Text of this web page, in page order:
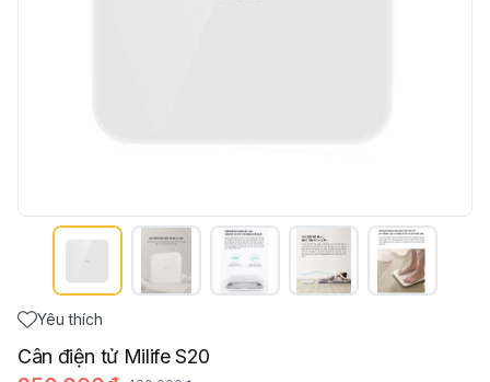
Yêu thích
Cân điện tử Milife S20